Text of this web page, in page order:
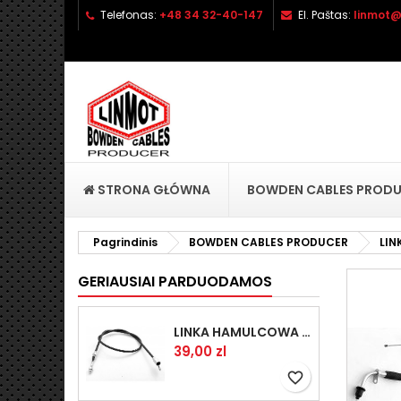
Telefonas: +48 34 32-40-147 El. Paštas:
STRONA GŁÓWNA BOWDEN CABLES
Pagrindinis BOWDEN CABLES PRODUCER
GERIAUSIAI PARDUODAMOS
LINKA HAMULCOWA PRZYCZEPY KNOTT 1440/1230 33921-1.14
Kaina
39,00 zl
favorite_border